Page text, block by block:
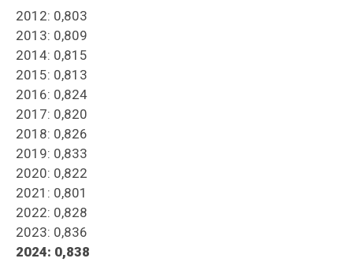
2012: 0,803
2013: 0,809
2014: 0,815
2015: 0,813
2016: 0,824
2017: 0,820
2018: 0,826
2019: 0,833
2020: 0,822
2021: 0,801
2022: 0,828
2023: 0,836
2024: 0,838